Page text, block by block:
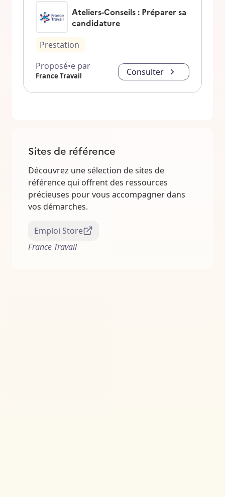
Ateliers-Conseils : Préparer sa
candidature
Prestation
Proposé•e par
France Travail Consulter
Sites de référence
Découvrez une sélection de sites de
référence qui offrent des ressources
précieuses pour vous accompagner dans
vos démarches.
Emploi Store
France Travail